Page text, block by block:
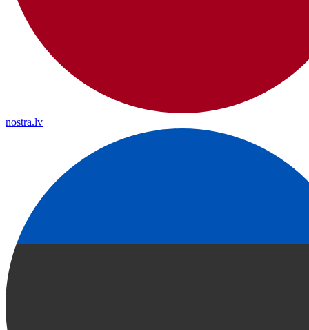
nostra.lv